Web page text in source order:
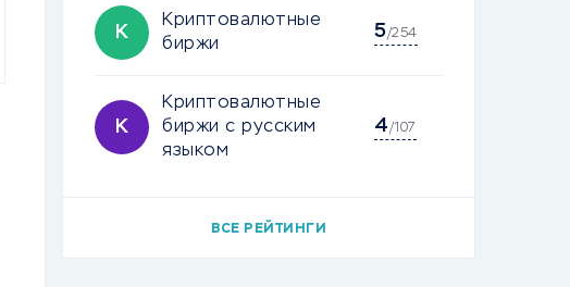
К
Криптовалютные
биржи
5/254
К
Криптовалютные
биржи с русским
языком
4/107
ВСЕ РЕЙТИНГИ